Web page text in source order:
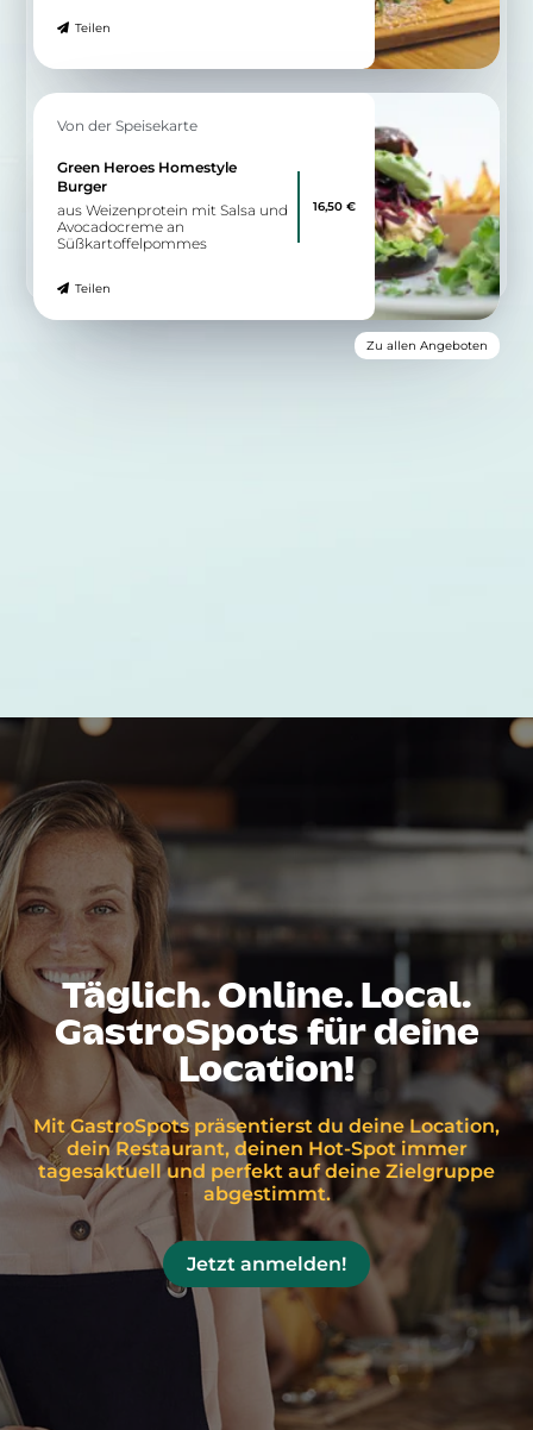
Teilen
Von der Speisekarte
Green Heroes Homestyle
Burger
aus Weizenprotein mit Salsa und
Avocadocreme an
Süßkartoffelpommes
Teilen
16,50 €
Zu allen Angeboten
Täglich. Online. Local.
GastroSpots für deine
Location!
Mit GastroSpots präsentierst du deine Location,
dein Restaurant, deinen Hot-Spot immer
tagesaktuell und perfekt auf deine Zielgruppe
abgestimmt.
Jetzt anmelden!